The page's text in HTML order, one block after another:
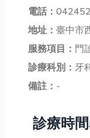
電話：
地址： 臺中市
服務項目： 門
診療科別： 牙
備註： -
診療時